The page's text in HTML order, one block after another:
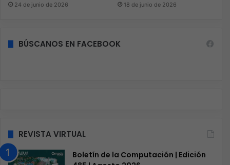
24 de junio de 2026 18 de junio de 2026
BÚSCANOS EN FACEBOOK
REVISTA VIRTUAL
Boletín de la Computación | Edición